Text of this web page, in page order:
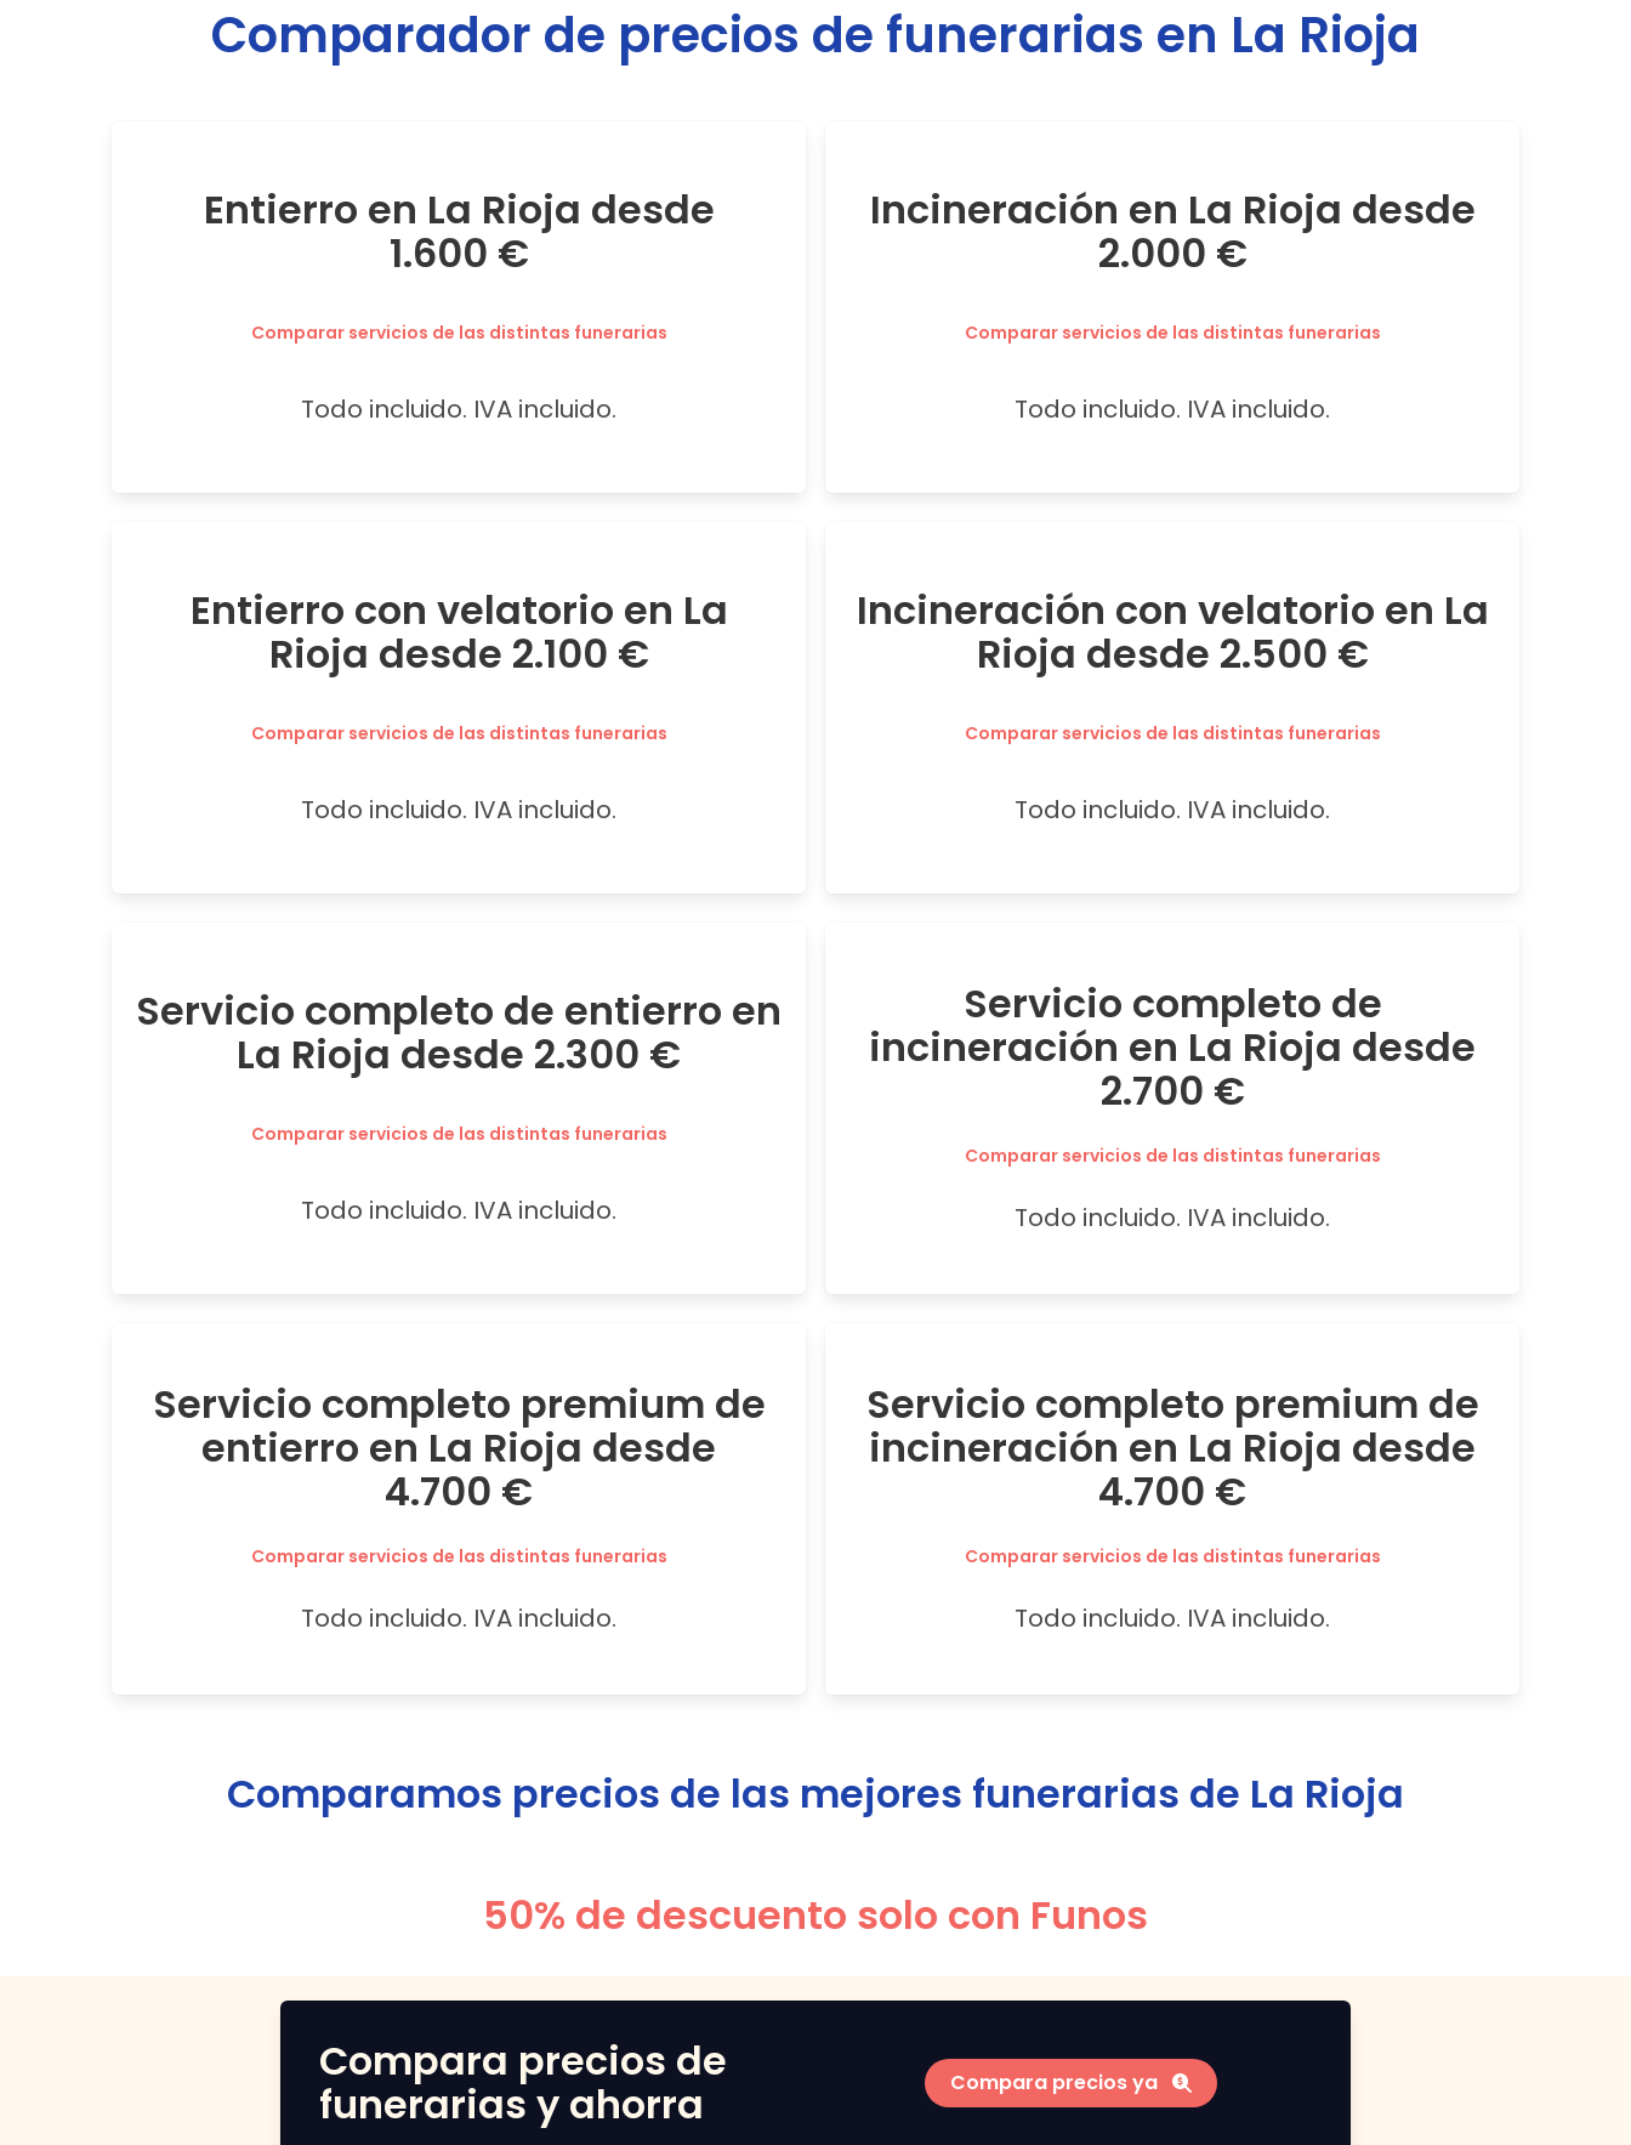
Comparador de precios de funerarias en La Rioja
Entierro en La Rioja desde
1.600 €
Comparar servicios de las distintas funerarias
Todo incluido. IVA incluido.
Incineración en La Rioja desde
2.000 €
Comparar servicios de las distintas funerarias
Todo incluido. IVA incluido.
Entierro con velatorio en La
Rioja desde 2.100 €
Comparar servicios de las distintas funerarias
Todo incluido. IVA incluido.
Incineración con velatorio en La
Rioja desde 2.500 €
Comparar servicios de las distintas funerarias
Todo incluido. IVA incluido.
Servicio completo de entierro en
La Rioja desde 2.300 €
Comparar servicios de las distintas funerarias
Todo incluido. IVA incluido.
Servicio completo de
incineración en La Rioja desde
2.700 €
Comparar servicios de las distintas funerarias
Todo incluido. IVA incluido.
Servicio completo premium de
entierro en La Rioja desde
4.700 €
Comparar servicios de las distintas funerarias
Todo incluido. IVA incluido.
Servicio completo premium de
incineración en La Rioja desde
4.700 €
Comparar servicios de las distintas funerarias
Todo incluido. IVA incluido.
Comparamos precios de las mejores funerarias de La Rioja
50% de descuento solo con Funos
Compara precios de
funerarias y ahorra
Compara precios ya